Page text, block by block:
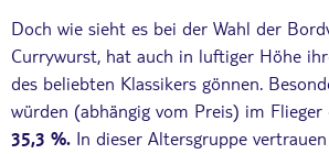
Doch wie sieht es bei der Wahl der
Currywurst, hat auch in luftiger Höhe
des beliebten Klassikers gönnen.
würden (abhängig vom Preis) im
35,3 %.In dieser Altersgruppe